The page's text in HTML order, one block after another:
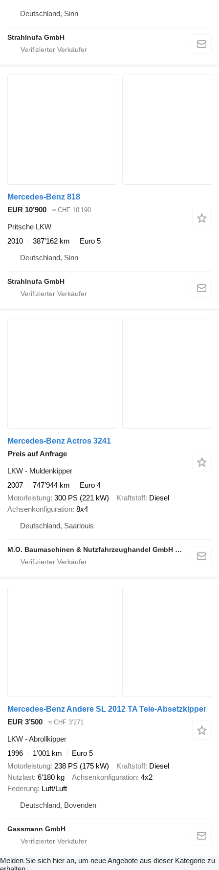
Deutschland, Sinn
Strahlnufa GmbH
Mercedes-Benz 818
EUR 10’900
≈ CHF 10’190
Pritsche LKW
2010
387’162 km
Euro 5
Deutschland, Sinn
Strahlnufa GmbH
Mercedes-Benz Actros 3241
Preis auf Anfrage
LKW - Muldenkipper
2007
747’944 km
Euro 4
Motorleistung 300 PS (221 kW) Kraftstoff Diesel
Achsenkonfiguration 8x4
Deutschland, Saarlouis
M.O. Baumaschinen & Nutzfahrzeughandel GmbH & CO.
Mercedes-Benz Andere SL 2012 TA Tele-Absetzkipper
EUR 3’500
≈ CHF 3’271
LKW - Abrollkipper
1996
1’001 km
Euro 5
Motorleistung 238 PS (175 kW) Kraftstoff Diesel
Nutzlast 6’180 kg Achsenkonfiguration 4x2
Federung Luft/Luft
Deutschland, Bovenden
Gassmann GmbH
Melden Sie sich hier an, um neue Angebote aus dieser Kategorie zu